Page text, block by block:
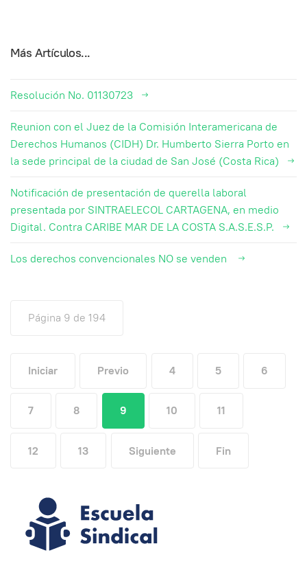
Más Artículos...
Resolución No. 01130723
Reunion con el Juez de la Comisión Interamericana de
Derechos Humanos (CIDH) Dr. Humberto Sierra Porto en
la sede principal de la ciudad de San José (Costa Rica)
Notificación de presentación de querella laboral
presentada por SINTRAELECOL CARTAGENA, en medio
Digital. Contra CARIBE MAR DE LA COSTA S.A.S.E.S.P.
Los derechos convencionales NO se venden
Página 9 de 194
Iniciar Previo 4 5 6
7 8 9 10 11
12 13 Siguiente Fin